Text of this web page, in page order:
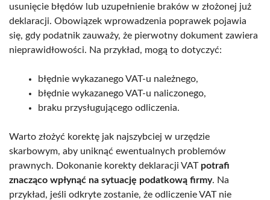
usunięcie błędów lub uzupełnienie braków w złożonej już
deklaracji. Obowiązek wprowadzenia poprawek pojawia
się, gdy podatnik zauważy, że pierwotny dokument zawiera
nieprawidłowości. Na przykład, mogą to dotyczyć:
błędnie wykazanego VAT-u należnego,
błędnie wykazanego VAT-u naliczonego,
braku przysługującego odliczenia.
Warto złożyć korektę jak najszybciej w urzędzie
skarbowym, aby uniknąć ewentualnych problemów
prawnych. Dokonanie korekty deklaracji VAT potrafi
znacząco wpłynąć na sytuację podatkową firmy. Na
przykład, jeśli odkryte zostanie, że odliczenie VAT nie